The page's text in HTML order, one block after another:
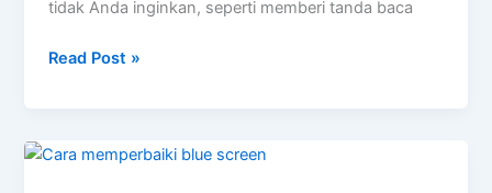
tidak Anda inginkan, seperti memberi tanda baca
Cara
pada
Read Post »